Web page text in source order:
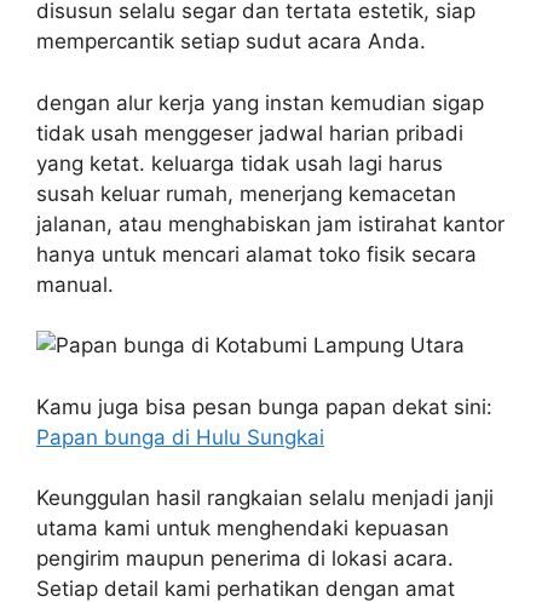
disusun selalu segar dan tertata estetik, siap
mempercantik setiap sudut acara Anda.
dengan alur kerja yang instan kemudian sigap
tidak usah menggeser jadwal harian pribadi
yang ketat. keluarga tidak usah lagi harus
susah keluar rumah, menerjang kemacetan
jalanan, atau menghabiskan jam istirahat kantor
hanya untuk mencari alamat toko fisik secara
manual.
Kamu juga bisa pesan bunga papan dekat sini:
Papan bunga di Hulu Sungkai
Keunggulan hasil rangkaian selalu menjadi janji
utama kami untuk menghendaki kepuasan
pengirim maupun penerima di lokasi acara.
Setiap detail kami perhatikan dengan amat